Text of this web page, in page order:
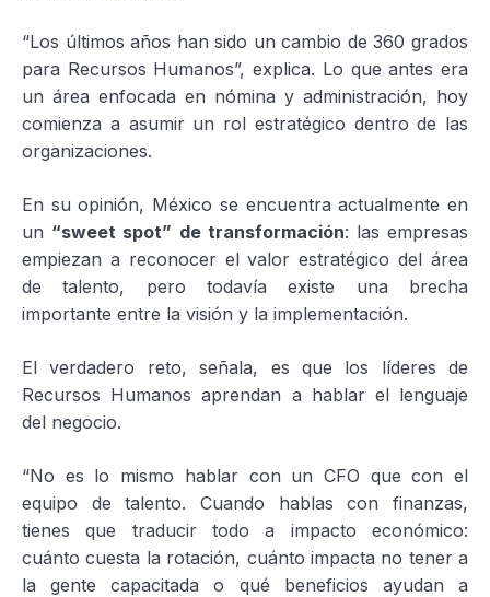
“Los últimos años han sido un cambio de 360 grados
para Recursos Humanos”, explica. Lo que antes era
un área enfocada en nómina y administración, hoy
comienza a asumir un rol estratégico dentro de las
organizaciones.
En su opinión, México se encuentra actualmente en
un “sweet spot” de transformación: las empresas
empiezan a reconocer el valor estratégico del área
de talento, pero todavía existe una brecha
importante entre la visión y la implementación.
El verdadero reto, señala, es que los líderes de
Recursos Humanos aprendan a hablar el lenguaje
del negocio.
“No es lo mismo hablar con un CFO que con el
equipo de talento. Cuando hablas con finanzas,
tienes que traducir todo a impacto económico:
cuánto cuesta la rotación, cuánto impacta no tener a
la gente capacitada o qué beneficios ayudan a